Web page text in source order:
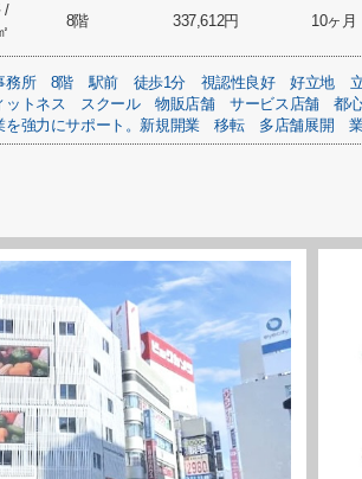
/
8階 337,612円 10ヶ月
務所 8階 駅前 徒歩1分 視認性良好 好立地
ットネス スクール 物販店舗 サービス店舗 都
を強力にサポート。新規開業
移転 多店舗展開